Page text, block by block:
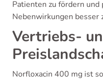
Patienten zu fördern
Nebenwirkungen besser
Vertriebs-
Norfloxacin 400 mg ist